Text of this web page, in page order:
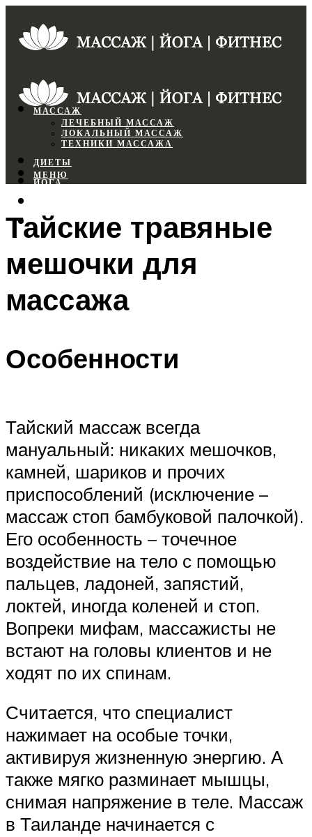
МАССАЖ
ЛЕЧЕБНЫЙ МАССАЖ
ЛОКАЛЬНЫЙ МАССАЖ
ТЕХНИКИ МАССАЖА
ДИЕТЫ
ЙОГА
ФИТНЕС
МЕНЮ
МЕНЮ
Тайские травяные
мешочки для
массажа
Особенности
Тайский массаж всегда
мануальный: никаких мешочков,
камней, шариков и прочих
приспособлений (исключение –
массаж стоп бамбуковой палочкой).
Его особенность – точечное
воздействие на тело с помощью
пальцев, ладоней, запястий,
локтей, иногда коленей и стоп.
Вопреки мифам, массажисты не
встают на головы клиентов и не
ходят по их спинам.
Считается, что специалист
нажимает на особые точки,
активируя жизненную энергию. А
также мягко разминает мышцы,
снимая напряжение в теле. Массаж
в Таиланде начинается с